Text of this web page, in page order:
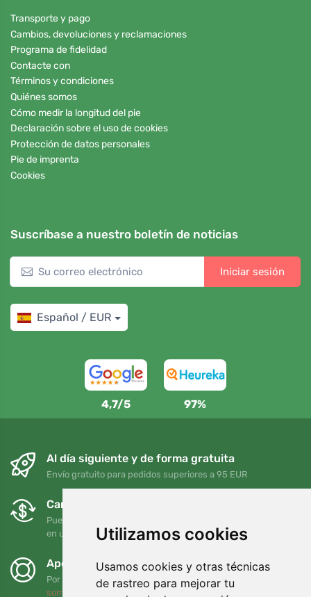
Utilizamos cookies
Usamos cookies y otras técnicas
de rastreo para mejorar tu
Transporte y pago
Cambios, devoluciones y reclamaciones
Programa de fidelidad
Contacte con
Términos y condiciones
Quiénes somos
Cómo medir la longitud del pie
Declaración sobre el uso de cookies
Protección de datos personales
Pie de imprenta
Cookies
Suscríbase a nuestro boletín de noticias
Iniciar sesión
Español / EUR
4,7/5 97%
Al día siguiente y de forma gratuita
Envío gratuito para pedidos superiores a 95 EUR
Cambios y devoluciones gratuitos
Puede devolver o cambiar su pedido en cualquier momento
en un plazo de 90 días
Apoyamos a Trees.org
Por cada pedido plantamos un árbol. Leer más
somos